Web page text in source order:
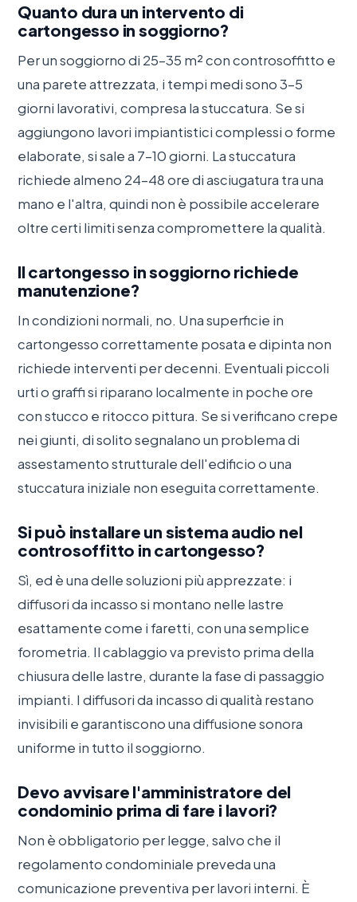
Quanto dura un intervento di
cartongesso in soggiorno?
Per un soggiorno di 25–35 m² con controsoffitto e
una parete attrezzata, i tempi medi sono 3–5
giorni lavorativi, compresa la stuccatura. Se si
aggiungono lavori impiantistici complessi o forme
elaborate, si sale a 7–10 giorni. La stuccatura
richiede almeno 24–48 ore di asciugatura tra una
mano e l'altra, quindi non è possibile accelerare
oltre certi limiti senza compromettere la qualità.
Il cartongesso in soggiorno richiede
manutenzione?
In condizioni normali, no. Una superficie in
cartongesso correttamente posata e dipinta non
richiede interventi per decenni. Eventuali piccoli
urti o graffi si riparano localmente in poche ore
con stucco e ritocco pittura. Se si verificano crepe
nei giunti, di solito segnalano un problema di
assestamento strutturale dell'edificio o una
stuccatura iniziale non eseguita correttamente.
Si può installare un sistema audio nel
controsoffitto in cartongesso?
Sì, ed è una delle soluzioni più apprezzate: i
diffusori da incasso si montano nelle lastre
esattamente come i faretti, con una semplice
forometria. Il cablaggio va previsto prima della
chiusura delle lastre, durante la fase di passaggio
impianti. I diffusori da incasso di qualità restano
invisibili e garantiscono una diffusione sonora
uniforme in tutto il soggiorno.
Devo avvisare l'amministratore del
condominio prima di fare i lavori?
Non è obbligatorio per legge, salvo che il
regolamento condominiale preveda una
comunicazione preventiva per lavori interni. È